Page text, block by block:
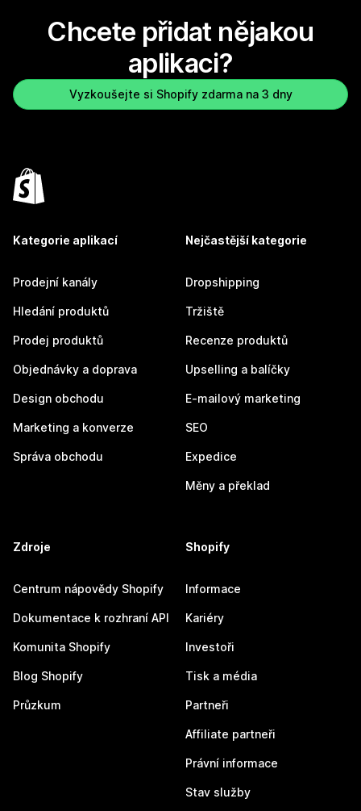
Chcete přidat nějakou
aplikaci?
Vyzkoušejte si Shopify zdarma na 3 dny
Kategorie aplikací
Prodejní kanály
Hledání produktů
Prodej produktů
Objednávky a doprava
Design obchodu
Marketing a konverze
Správa obchodu
Nejčastější kategorie
Dropshipping
Tržiště
Recenze produktů
Upselling a balíčky
E-mailový marketing
SEO
Expedice
Měny a překlad
Zdroje
Centrum nápovědy Shopify
Dokumentace k rozhraní API
Komunita Shopify
Blog Shopify
Průzkum
Shopify
Informace
Kariéry
Investoři
Tisk a média
Partneři
Affiliate partneři
Právní informace
Stav služby